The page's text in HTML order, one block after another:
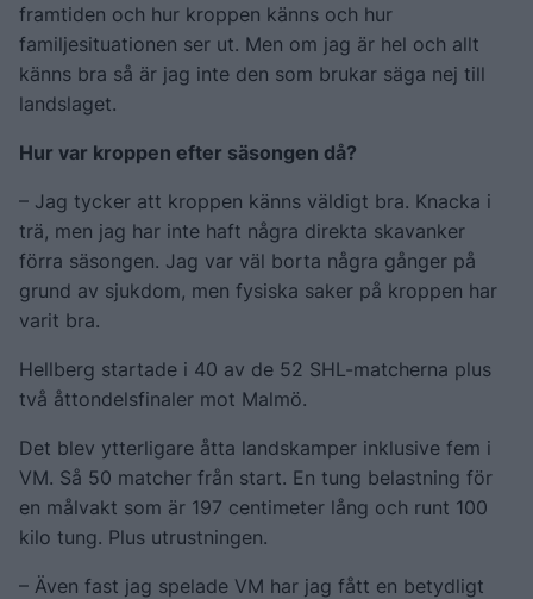
framtiden och hur kroppen känns och hur
familjesituationen ser ut. Men om jag är hel och allt
känns bra så är jag inte den som brukar säga nej till
landslaget.
Hur var kroppen efter säsongen då?
– Jag tycker att kroppen känns väldigt bra. Knacka i
trä, men jag har inte haft några direkta skavanker
förra säsongen. Jag var väl borta några gånger på
grund av sjukdom, men fysiska saker på kroppen har
varit bra.
Hellberg startade i 40 av de 52 SHL-matcherna plus
två åttondelsfinaler mot Malmö.
Det blev ytterligare åtta landskamper inklusive fem i
VM. Så 50 matcher från start. En tung belastning för
en målvakt som är 197 centimeter lång och runt 100
kilo tung. Plus utrustningen.
– Även fast jag spelade VM har jag fått en betydligt